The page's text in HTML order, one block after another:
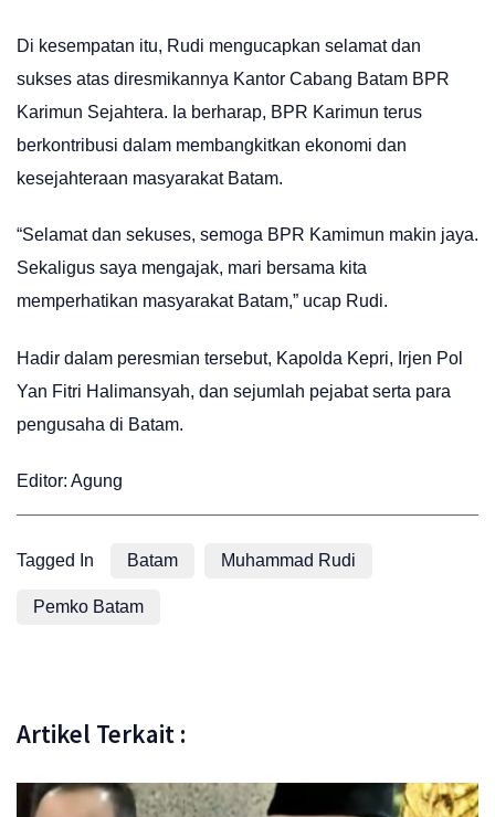
Di kesempatan itu, Rudi mengucapkan selamat dan
sukses atas diresmikannya Kantor Cabang Batam BPR
Karimun Sejahtera. Ia berharap, BPR Karimun terus
berkontribusi dalam membangkitkan ekonomi dan
kesejahteraan masyarakat Batam.
“Selamat dan sekuses, semoga BPR Kamimun makin jaya.
Sekaligus saya mengajak, mari bersama kita
memperhatikan masyarakat Batam,” ucap Rudi.
Hadir dalam peresmian tersebut, Kapolda Kepri, Irjen Pol
Yan Fitri Halimansyah, dan sejumlah pejabat serta para
pengusaha di Batam.
Editor: Agung
Tagged In Batam Muhammad Rudi
Pemko Batam
Artikel Terkait :